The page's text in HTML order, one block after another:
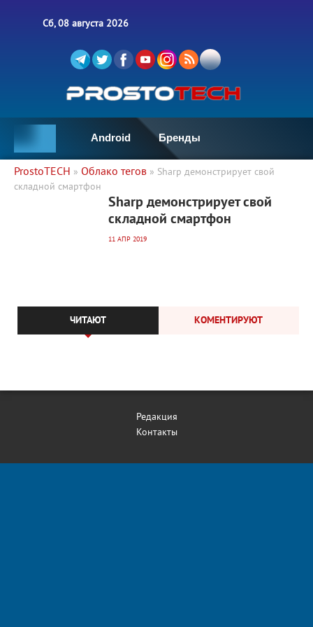
Сб, 08 августа 2026
Android Бренды
ProstoTECH » Облако тегов » Sharp демонстрирует свой
складной смартфон
2 074 0
Sharp демонстрирует свой
складной смартфон
11 АПР 2019
ЧИТАЮТ КОМЕНТИРУЮТ
Редакция
Контакты